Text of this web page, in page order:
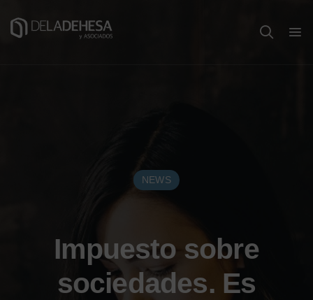
NEWS
Impuesto sobre
sociedades. Es